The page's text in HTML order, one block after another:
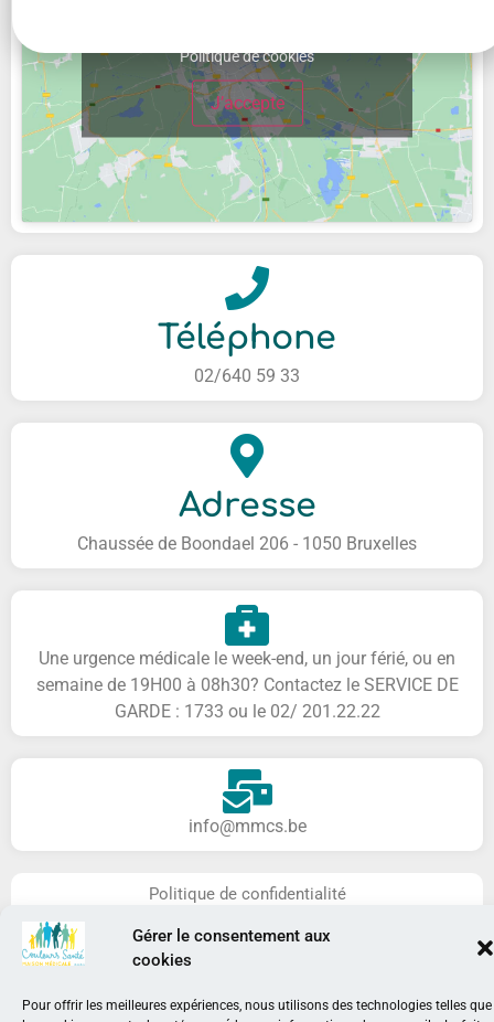
Gérer le consentement aux
cookies
Pour offrir les meilleures expériences, nous utilisons des technologies telles que
Politique de cookies
J’accepte
Téléphone
02/640 59 33
Adresse
Chaussée de Boondael 206 - 1050 Bruxelles
Une urgence médicale le week-end, un jour férié, ou en
semaine de 19H00 à 08h30? Contactez le SERVICE DE
GARDE : 1733 ou le 02/ 201.22.22
info@mmcs.be
Politique de confidentialité
Agréée par la COCOF​